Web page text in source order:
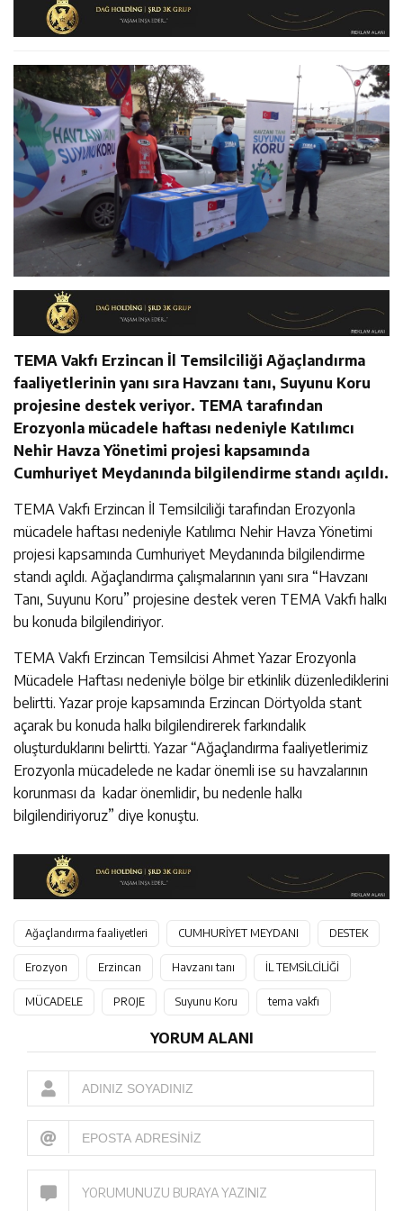
İstişare Buluşması
Ziyaret Etti
14:26 Geleceğin Üreticileri Tarım Teknolojileriyle Tanışıyor
TEMA Vakfı Erzincan İl Temsilciliği Ağaçlandırma
faaliyetlerinin yanı sıra Havzanı tanı, Suyunu Koru
projesine destek veriyor. TEMA tarafından
Erozyonla mücadele haftası nedeniyle Katılımcı
Nehir Havza Yönetimi projesi kapsamında
Cumhuriyet Meydanında bilgilendirme standı açıldı.
TEMA Vakfı Erzincan İl Temsilciliği tarafından Erozyonla
mücadele haftası nedeniyle Katılımcı Nehir Havza Yönetimi
projesi kapsamında Cumhuriyet Meydanında bilgilendirme
standı açıldı. Ağaçlandırma çalışmalarının yanı sıra “Havzanı
Tanı, Suyunu Koru” projesine destek veren TEMA Vakfı halkı
bu konuda bilgilendiriyor.
TEMA Vakfı Erzincan Temsilcisi Ahmet Yazar Erozyonla
Mücadele Haftası nedeniyle bölge bir etkinlik düzenlediklerini
belirtti. Yazar proje kapsamında Erzincan Dörtyolda stant
açarak bu konuda halkı bilgilendirerek farkındalık
oluşturduklarını belirtti. Yazar “Ağaçlandırma faaliyetlerimiz
Erozyonla mücadelede ne kadar önemli ise su havzalarının
korunması da kadar önemlidir, bu nedenle halkı
bilgilendiriyoruz” diye konuştu.
Ağaçlandırma faaliyetleri CUMHURİYET MEYDANI DESTEK
Erozyon Erzincan Havzanı tanı İL TEMSİLCİLİĞİ
MÜCADELE PROJE Suyunu Koru tema vakfı
YORUM ALANI